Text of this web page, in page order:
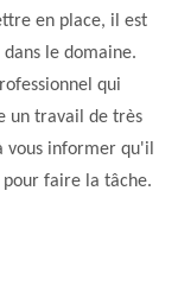
en place, il est
le domaine.
qui
un travail de très
vous informer qu'il
faire la tâche.